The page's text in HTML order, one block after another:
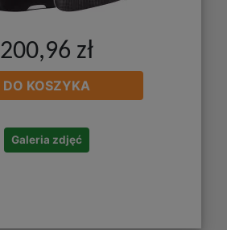
200,96 zł
DO KOSZYKA
Galeria zdjęć